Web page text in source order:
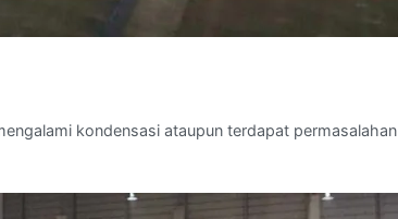
kondensasi ataupun terdapat permasalahan